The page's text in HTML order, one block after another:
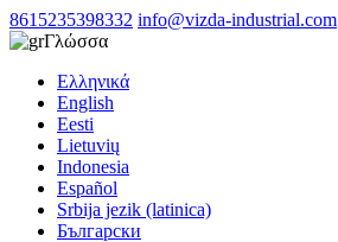
8615235398332 info@vizda-industrial.com
Γλώσσα
Ελληνικά
English
Eesti
Lietuvių
Indonesia
Español
Srbija jezik (latinica)
Български